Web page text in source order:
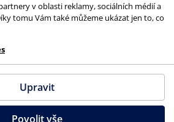
- všechna práva vyhrazena
by reCAPTCHA and the
PolicyandTerms of Serviceapply.
v oblasti reklamy, sociálních médií a
tomu Vám také můžeme ukázat jen to, co
Upravit
Povolit vše